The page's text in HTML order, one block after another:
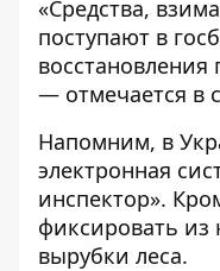
«Средства,
поступают в
— отмечается в
Напомним, в
электронная
инспектор».
фиксировать из
вырубки леса.